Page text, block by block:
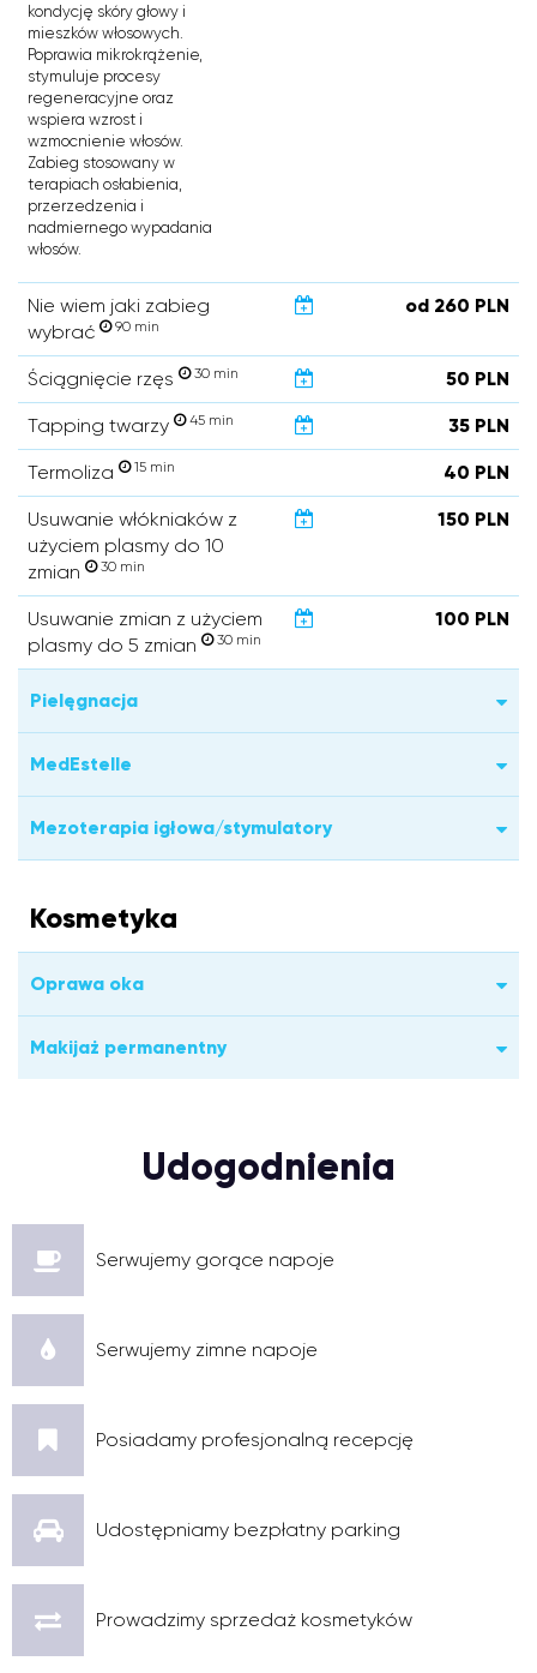
kondycję skóry głowy i
mieszków włosowych.
Poprawia mikrokrążenie,
stymuluje procesy
regeneracyjne oraz
wspiera wzrost i
wzmocnienie włosów.
Zabieg stosowany w
terapiach osłabienia,
przerzedzenia i
nadmiernego wypadania
włosów.
Nie wiem jaki zabieg
wybrać
90 min
od 260 PLN
Ściągnięcie rzęs 30 min 50 PLN
Tapping twarzy 45 min 35 PLN
Termoliza 15 min 40 PLN
Usuwanie włókniaków z
użyciem plasmy do 10
zmian
30 min
150 PLN
Usuwanie zmian z użyciem
plasmy do 5 zmian
30 min
100 PLN
Pielęgnacja
MedEstelle
Mezoterapia igłowa/stymulatory
Kosmetyka
Oprawa oka
Makijaż permanentny
Udogodnienia
Serwujemy gorące napoje
Serwujemy zimne napoje
Posiadamy profesjonalną recepcję
Udostępniamy bezpłatny parking
Prowadzimy sprzedaż kosmetyków